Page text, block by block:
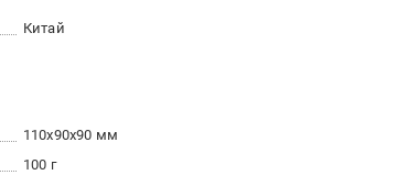
Китай
110x90x90 мм
100 г